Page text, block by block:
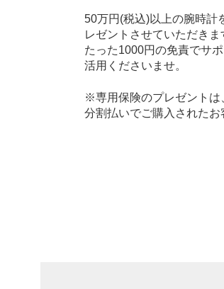
50万円(税込)以上の腕時計
レゼントさせていただき
たった1000円の免責でサ
活用くださいませ。
※専用保険のプレゼントは
分割払いでご購入されたお